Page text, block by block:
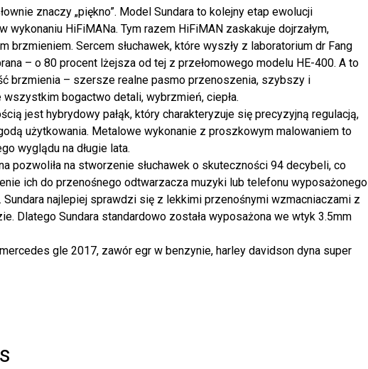
znaczy „piękno”. Model Sundara to kolejny etap ewolucji
wykonaniu HiFiMANa. Tym razem HiFiMAN zaskakuje dojrzałym,
brzmieniem. Sercem słuchawek, które wyszły z laboratorium dr Fang
– o 80 procent lżejsza od tej z przełomowego modelu HE-400. A to
brzmienia – szersze realne pasmo przenoszenia, szybszy i
bogactwo detali, wybrzmień, ciepła.
jest hybrydowy pałąk, który charakteryzuje się precyzyjną regulacją,
użytkowania. Metalowe wykonanie z proszkowym malowaniem to
wyglądu na długie lata.
pozwoliła na stworzenie słuchawek o skuteczności 94 decybeli, co
ich do przenośnego odtwarzacza muzyki lub telefonu wyposażonego
Sundara najlepiej sprawdzi się z lekkimi przenośnymi wzmacniaczami z
Dlatego Sundara standardowo została wyposażona we wtyk 3.5mm
gle 2017, zawór egr w benzynie, harley davidson dyna super